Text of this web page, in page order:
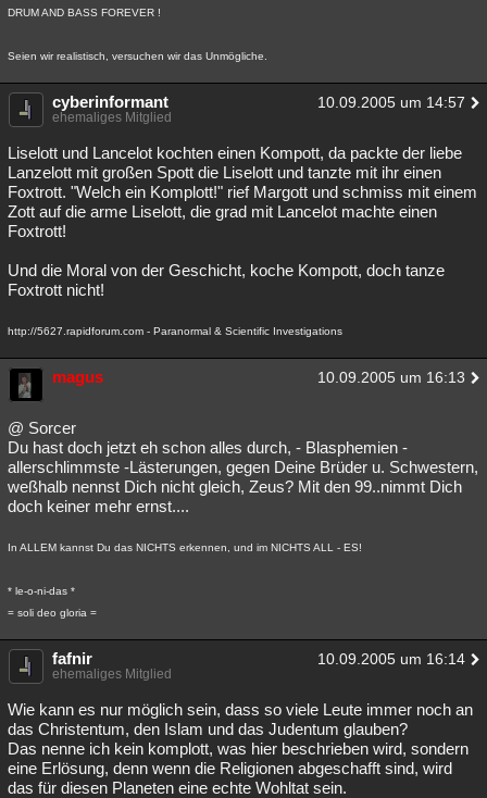
DRUM AND BASS FOREVER !
Seien wir realistisch, versuchen wir das Unmögliche.
cyberinformant 10.09.2005 um 14:57
ehemaliges Mitglied
Liselott und Lancelot kochten einen Kompott, da packte der liebe
Lanzelott mit großen Spott die Liselott und tanzte mit ihr einen
Foxtrott. "Welch ein Komplott!" rief Margott und schmiss mit einem
Zott auf die arme Liselott, die grad mit Lancelot machte einen
Foxtrott!
Und die Moral von der Geschicht, koche Kompott, doch tanze
Foxtrott nicht!
http://5627.rapidforum.com - Paranormal & Scientific Investigations
magus 10.09.2005 um 16:13
@ Sorcer
Du hast doch jetzt eh schon alles durch, - Blasphemien -
allerschlimmste -Lästerungen, gegen Deine Brüder u. Schwestern,
weßhalb nennst Dich nicht gleich, Zeus? Mit den 99..nimmt Dich
doch keiner mehr ernst....
In ALLEM kannst Du das NICHTS erkennen, und im NICHTS ALL - ES!
* le-o-ni-das *
= soli deo gloria =
fafnir 10.09.2005 um 16:14
ehemaliges Mitglied
Wie kann es nur möglich sein, dass so viele Leute immer noch an
das Christentum, den Islam und das Judentum glauben?
Das nenne ich kein komplott, was hier beschrieben wird, sondern
eine Erlösung, denn wenn die Religionen abgeschafft sind, wird
das für diesen Planeten eine echte Wohltat sein.